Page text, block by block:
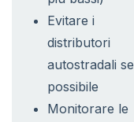
Evitare i
distributori
autostradali se
possibile
Monitorare le